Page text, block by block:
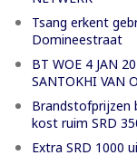
Tsang erkent
Domineestraat
BT WOE 4 JAN
SANTOKHI VAN
Brandstofprijzen
kost ruim SRD
Extra SRD 1000